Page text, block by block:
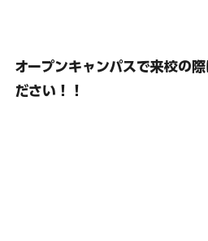
オープンキャンパスで来校の
ださい！！